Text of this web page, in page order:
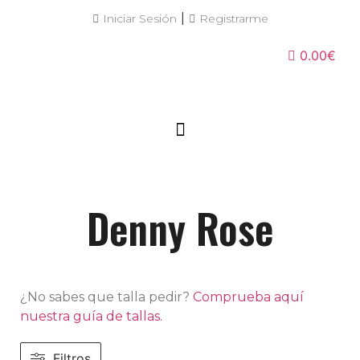
Iniciar Sesión Registrarme
0.00€
Denny Rose
¿No sabes que talla pedir? Comprueba aquí
nuestra guía de tallas.